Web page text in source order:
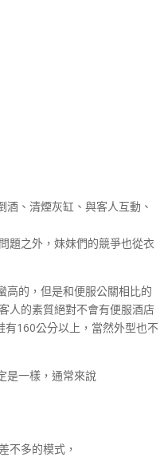
、清煙灰缸、與客人互動、
題之外，妹妹們的競爭也從衣
高的，但是和便服公關相比的
人的素質絕對不會有便服酒店
160公分以上，當然外型也不
是一樣，通常來說
不多的模式，